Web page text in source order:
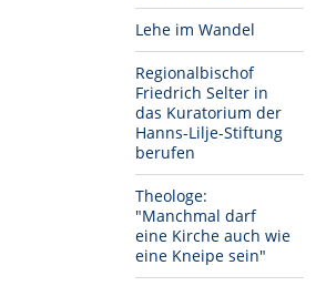
Lehe im Wandel
Regionalbischof
Friedrich Selter in
das Kuratorium der
Hanns-Lilje-Stiftung
berufen
Theologe:
"Manchmal darf
eine Kirche auch wie
eine Kneipe sein"